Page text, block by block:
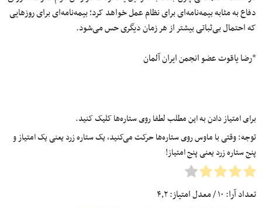
دفاع به‌ مثابه بیمه‌نامه‌ای برای نظام عمل خواهد کرد؛ بیمه‌نامه‌ای برای روزهایی
که احتمال بی‌ثباتی بیشتر از هر زمان دیگری حس می‌شود.
*رضا یاقوت عضو انجمن ایران آلمان
برای امتیاز دادن به این مطلب لطفا روی ستاره‌ها کلیک کنید.
توجه: وقتی با ماوس روی ستاره‌ها حرکت می‌کنید، یک ستاره زرد یعنی یک امتیاز و
پنج ستاره زرد یعنی پنج امتیاز!
تعداد آرا: ۱۰/ معدل امتیاز:۴٫۲